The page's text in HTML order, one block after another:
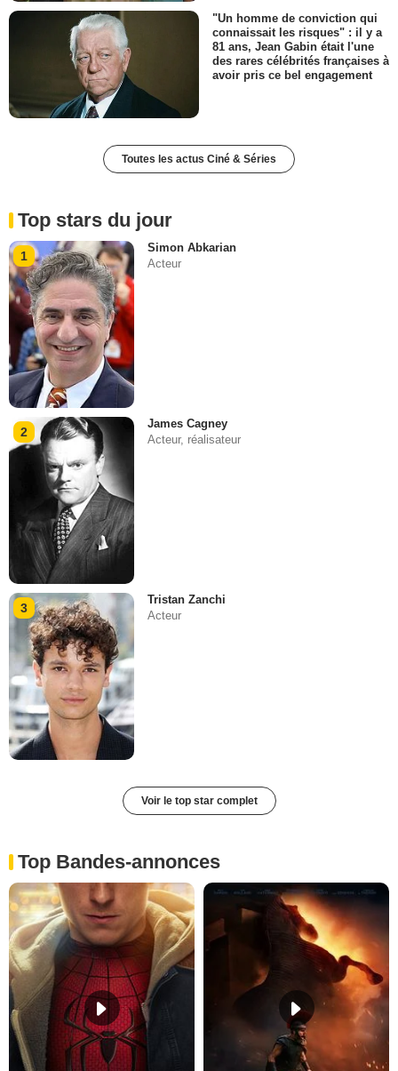
"Un homme de conviction qui
connaissait les risques" : il y a
81 ans, Jean Gabin était l'une
des rares célébrités françaises à
avoir pris ce bel engagement
Toutes les actus Ciné & Séries
Top stars du jour
1
Simon Abkarian
Acteur
2
James Cagney
Acteur, réalisateur
3
Tristan Zanchi
Acteur
Voir le top star complet
Top Bandes-annonces